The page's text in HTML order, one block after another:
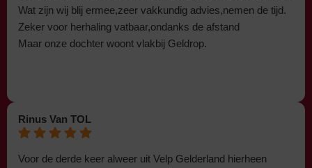
Wat zijn wij blij ermee,zeer vakkundig advies,nemen de tijd.
Zeker voor herhaling vatbaar,ondanks de afstand
Maar onze dochter woont vlakbij Geldrop.
Rinus Van TOL
Voor de derde keer alweer uit Velp Gelderland hierheen